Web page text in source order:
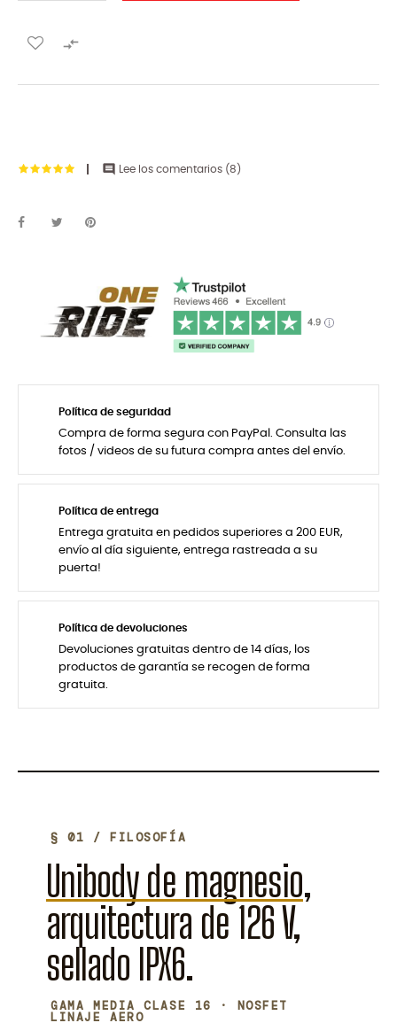

 Lee los comentarios (8 )
Política de seguridad
Compra de forma segura con PayPal. Consulta las
fotos / videos de su futura compra antes del envío.
Política de entrega
Entrega gratuita en pedidos superiores a 200 EUR,
envío al día siguiente, entrega rastreada a su
puerta!
Política de devoluciones
Devoluciones gratuitas dentro de 14 días, los
productos de garantía se recogen de forma
gratuita.
§ 01 / FILOSOFÍA
Unibody de magnesio,
arquitectura de 126 V,
sellado IPX6.
GAMA MEDIA CLASE 16 · NOSFET
LINAJE AERO